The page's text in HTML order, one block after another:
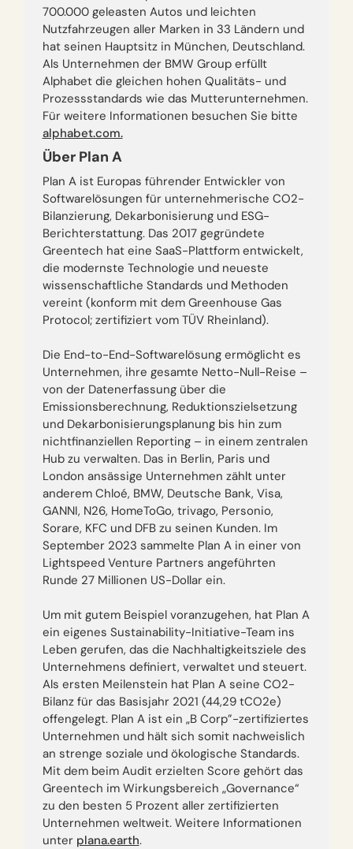
700.000 geleasten Autos und leichten
Nutzfahrzeugen aller Marken in 33 Ländern und
hat seinen Hauptsitz in München, Deutschland.
Als Unternehmen der BMW Group erfüllt
Alphabet die gleichen hohen Qualitäts- und
Prozessstandards wie das Mutterunternehmen.
Für weitere Informationen besuchen Sie bitte
alphabet.com.
Über Plan A
Plan A ist Europas führender Entwickler von
Softwarelösungen für unternehmerische CO2-
Bilanzierung, Dekarbonisierung und ESG-
Berichterstattung. Das 2017 gegründete
Greentech hat eine SaaS-Plattform entwickelt,
die modernste Technologie und neueste
wissenschaftliche Standards und Methoden
vereint (konform mit dem Greenhouse Gas
Protocol; zertifiziert vom TÜV Rheinland).
Die End-to-End-Softwarelösung ermöglicht es
Unternehmen, ihre gesamte Netto-Null-Reise –
von der Datenerfassung über die
Emissionsberechnung, Reduktionszielsetzung
und Dekarbonisierungsplanung bis hin zum
nichtfinanziellen Reporting – in einem zentralen
Hub zu verwalten. Das in Berlin, Paris und
London ansässige Unternehmen zählt unter
anderem Chloé, BMW, Deutsche Bank, Visa,
GANNI, N26, HomeToGo, trivago, Personio,
Sorare, KFC und DFB zu seinen Kunden. Im
September 2023 sammelte Plan A in einer von
Lightspeed Venture Partners angeführten
Runde 27 Millionen US-Dollar ein.‍
Um mit gutem Beispiel voranzugehen, hat Plan A
ein eigenes Sustainability-Initiative-Team ins
Leben gerufen, das die Nachhaltigkeitsziele des
Unternehmens definiert, verwaltet und steuert.
Als ersten Meilenstein hat Plan A seine CO2-
Bilanz für das Basisjahr 2021 (44,29 tCO2e)
offengelegt. Plan A ist ein „B Corp”-zertifiziertes
Unternehmen und hält sich somit nachweislich
an strenge soziale und ökologische Standards.
Mit dem beim Audit erzielten Score gehört das
Greentech im Wirkungsbereich „Governance“
zu den besten 5 Prozent aller zertifizierten
Unternehmen weltweit. Weitere Informationen
unter plana.earth.